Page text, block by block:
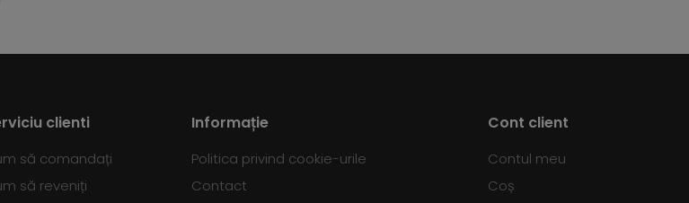
clienti
să comandați
să reveniți
Informație
Politica privind cookie-urile
Contact
Cont client
Contul meu
Coș